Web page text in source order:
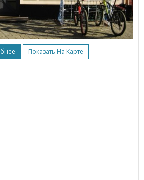
Показать На Карте